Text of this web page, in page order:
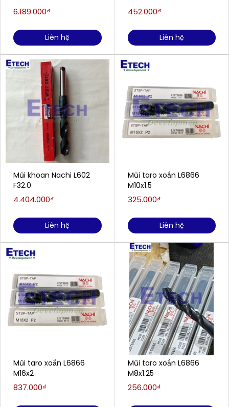
6.189.000₫
Liên hệ
Mũi khoan Nachi L602
F32.0
4.404.000₫
Liên hệ
Mũi taro xoắn L6866
M16x2
837.000₫
452.000₫
Liên hệ
Mũi taro xoắn L6866
M10x1.5
325.000₫
Liên hệ
Mũi taro xoắn L6866
M8x1.25
256.000₫